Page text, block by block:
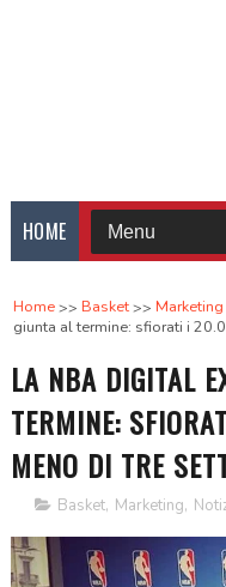
HOME
Home Basket Marketing
giunta al termine: sfiorati i
LA NBA DIGITAL
TERMINE:
MENO DI TRE
Basket, Marketing,